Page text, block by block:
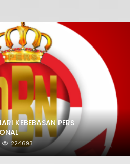
KEBEBASAN PERS
224693